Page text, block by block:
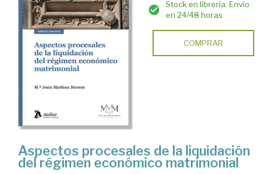
Stock en librería. Envío
en 24/48 horas
COMPRAR
Aspectos procesales de la liquidación
del régimen económico matrimonial